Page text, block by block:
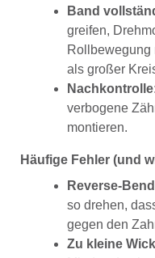
Band
greifen,
Rollbewegung
als großer
verbogene
montieren.
Häufige Fehler (und
Reverse-
so drehen,
gegen den
Zu kleine